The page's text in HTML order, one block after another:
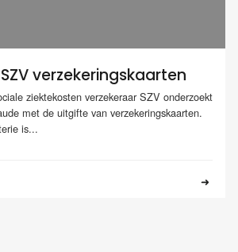
verzekeringskaarten
ziektekosten verzekeraar SZV onderzoekt
met de uitgifte van verzekeringskaarten.
is...